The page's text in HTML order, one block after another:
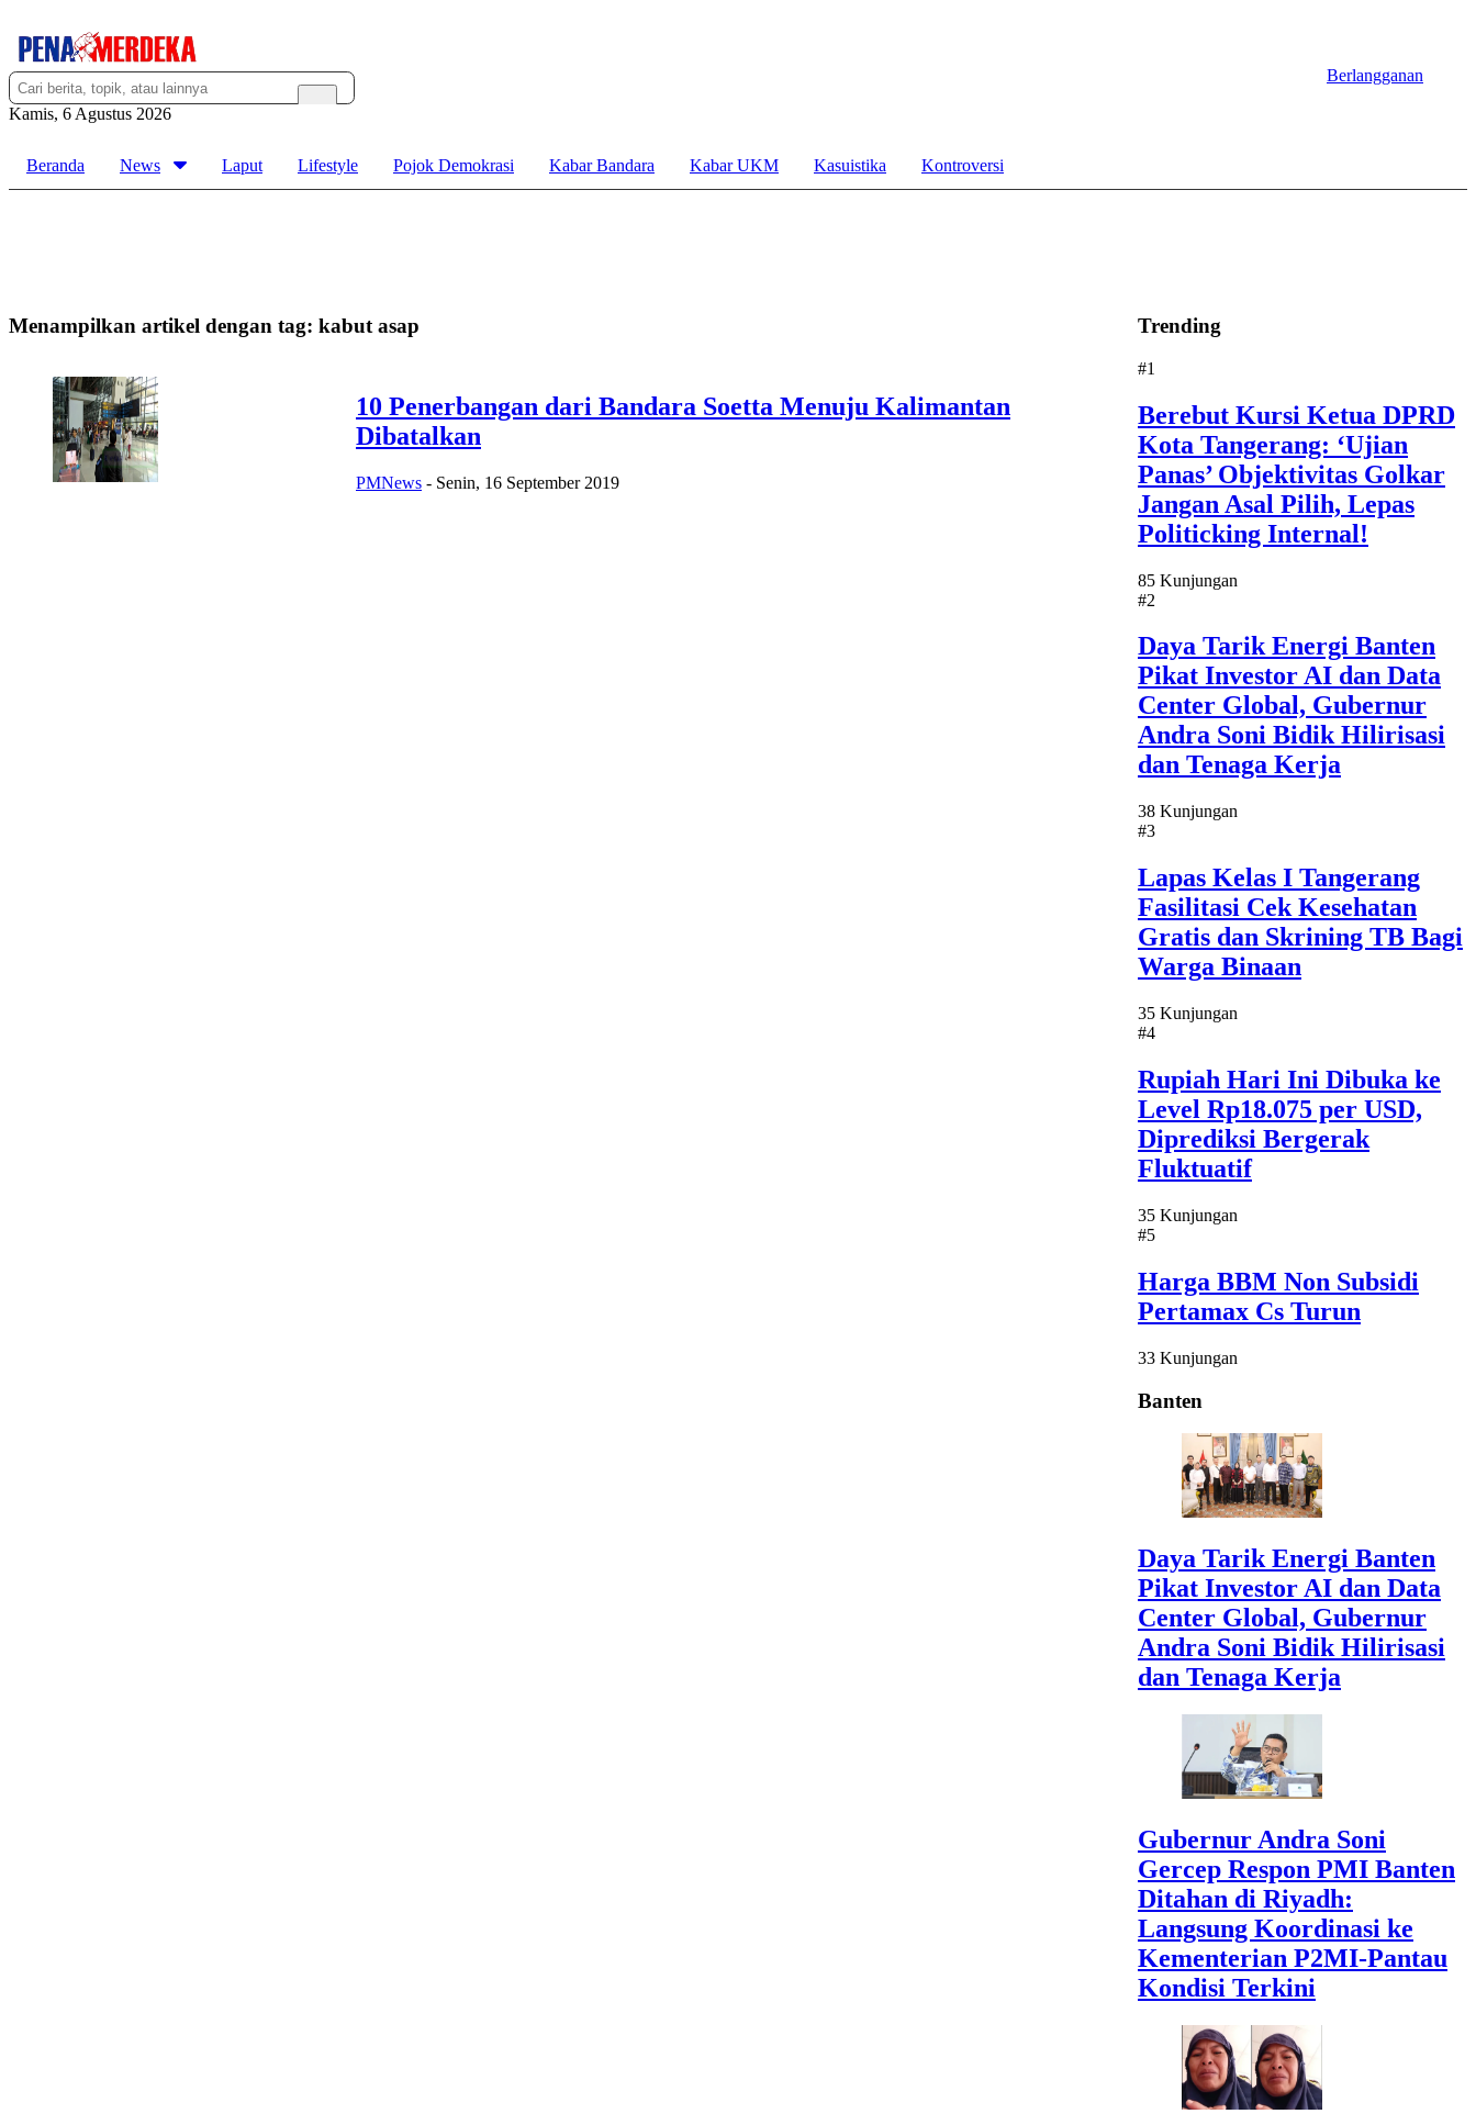
Kamis, 6 Agustus 2026
Berlangganan
Beranda News Laput Lifestyle Pojok Demokrasi Kabar Bandara Kabar UKM Kasuistika Kontroversi
Menampilkan artikel dengan tag: kabut asap
10 Penerbangan dari Bandara Soetta Menuju Kalimantan
Dibatalkan
PMNews - Senin, 16 September 2019
Trending
#1
Berebut Kursi Ketua DPRD
Kota Tangerang: ‘Ujian
Panas’ Objektivitas Golkar
Jangan Asal Pilih, Lepas
Politicking Internal!
85 Kunjungan
#2
Daya Tarik Energi Banten
Pikat Investor AI dan Data
Center Global, Gubernur
Andra Soni Bidik Hilirisasi
dan Tenaga Kerja
38 Kunjungan
#3
Lapas Kelas I Tangerang
Fasilitasi Cek Kesehatan
Gratis dan Skrining TB Bagi
Warga Binaan
35 Kunjungan
#4
Rupiah Hari Ini Dibuka ke
Level Rp18.075 per USD,
Diprediksi Bergerak
Fluktuatif
35 Kunjungan
#5
Harga BBM Non Subsidi
Pertamax Cs Turun
33 Kunjungan
Banten
Daya Tarik Energi Banten
Pikat Investor AI dan Data
Center Global, Gubernur
Andra Soni Bidik Hilirisasi
dan Tenaga Kerja
Gubernur Andra Soni
Gercep Respon PMI Banten
Ditahan di Riyadh:
Langsung Koordinasi ke
Kementerian P2MI-Pantau
Kondisi Terkini